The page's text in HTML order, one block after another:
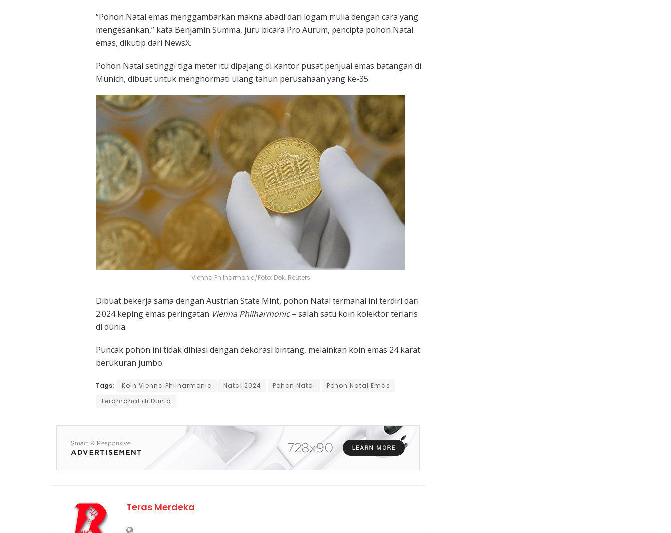
“Pohon Natal emas menggambarkan makna abadi dari logam mulia dengan cara yang
mengesankan,” kata Benjamin Summa, juru bicara Pro Aurum, pencipta pohon Natal
emas, dikutip dari NewsX.
Pohon Natal setinggi tiga meter itu dipajang di kantor pusat penjual emas batangan di
Munich, dibuat untuk menghormati ulang tahun perusahaan yang ke-35.
Vienna Philharmonic/Foto: Dok. Reuters
Dibuat bekerja sama dengan Austrian State Mint, pohon Natal termahal ini terdiri dari
2.024 keping emas peringatan Vienna Philharmonic– salah satu koin kolektor terlaris
di dunia.
Puncak pohon ini tidak dihiasi dengan dekorasi bintang, melainkan koin emas 24 karat
berukuran jumbo.
Tags: Koin Vienna Philharmonic Natal 2024 Pohon Natal
Pohon Natal Emas
Teramahal di Dunia
Teras Merdeka